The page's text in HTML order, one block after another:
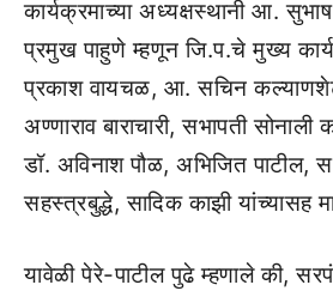
कार्यक्रमाच्या अध्यक्षस्थानी आ.
प्रमुख पाहुणे म्हणून जि.प.चे मुख्य
प्रकाश वायचळ, आ. सचिन
अण्णाराव बाराचारी, सभापती
डॉ. अविनाश पौळ, अभिजित पाटील,
सहस्त्रबुद्धे, सादिक काझी यांच्यासह
यावेळी पेरे-पाटील पुढे म्हणाले की,